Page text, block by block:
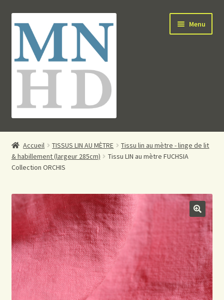
navigation
contenu
Menu
ACCUEIL
ACCES PRO
CONTACT
QUI SOMMES NOUS ?
CGV
MON COMPTE
Accueil TISSUS LIN AU MÈTRE
Tissu lin au mètre - linge de lit
& habillement (largeur 285cm)
Tissu LIN au mètre FUCHSIA
Collection ORCHIS